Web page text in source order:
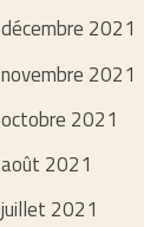
décembre 2021
novembre 2021
octobre 2021
août 2021
juillet 2021